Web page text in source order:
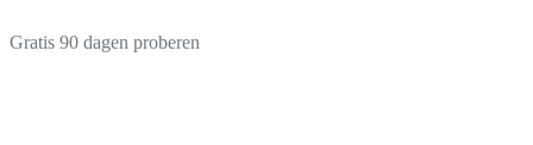
Gratis 90 dagen proberen